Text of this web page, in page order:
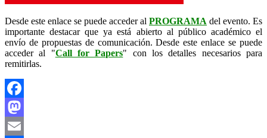
Desde este enlace se puede acceder al PROGRAMA del evento. Es
importante destacar que ya está abierto al público académico el
envío de propuestas de comunicación. Desde este enlace se puede
acceder al "Call for Papers" con los detalles necesarios para
remitirlas.
Facebook
Mastodon